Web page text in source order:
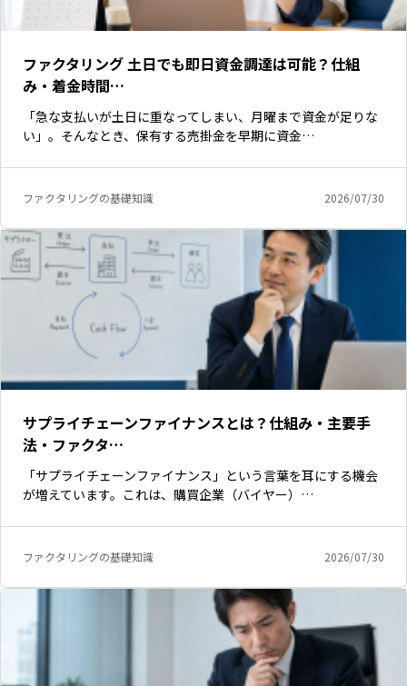
ファクタリング 土日でも即日資金調達は可能？仕組
み・着金時間…
「急な支払いが土日に重なってしまい、月曜まで資金が足りな
い」。そんなとき、保有する売掛金を早期に資金…
ファクタリングの基礎知識 2026/07/30
サプライチェーンファイナンスとは？仕組み・主要手
法・ファクタ…
「サプライチェーンファイナンス」という言葉を耳にする機会
が増えています。これは、購買企業（バイヤー）…
ファクタリングの基礎知識 2026/07/30
いますぐ無料登録